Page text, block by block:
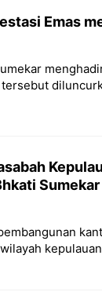
Emas